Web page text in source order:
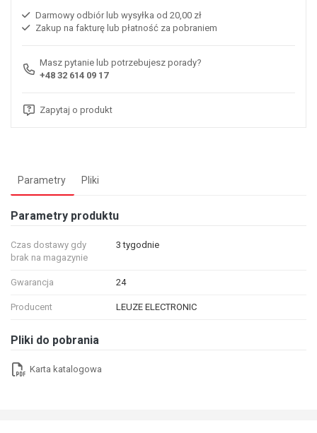
Darmowy odbiór lub wysyłka od 20,00 zł
Zakup na fakturę lub płatność za pobraniem
Masz pytanie lub potrzebujesz porady?
+48 32 614 09 17
Zapytaj o produkt
Parametry Pliki
Parametry produktu
Czas dostawy gdy
brak na magazynie
3 tygodnie
Gwarancja 24
Producent LEUZE ELECTRONIC
Pliki do pobrania
Karta katalogowa